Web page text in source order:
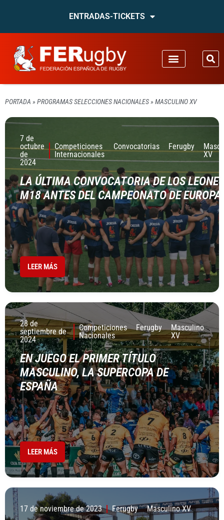
ENTRADAS-TICKETS
PORTADA » PROGRAMAS SELECCIONES NACIONALES» MASCULINO XV
7 de
octubre
de
2024
Competiciones
Internacionales
Convocatorias Ferugby
XV
LA ÚLTIMA CONVOCATORIA DE LOS LEONES
M18 ANTES DEL CAMPEONATO DE EUROPA
LEER MÁS
28 de
septiembre de
2024
Competiciones
Nacionales
Ferugby
Masculino
XV
EN JUEGO EL PRIMER TÍTULO
MASCULINO, LA SUPERCOPA DE
ESPAÑA
LEER MÁS
17 de noviembre de 2023 Ferugby Masculino XV